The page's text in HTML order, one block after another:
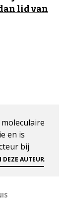
lid van
en is
bij
DEZE AUTEUR.